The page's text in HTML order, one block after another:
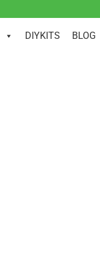
DIYKITS BLOG